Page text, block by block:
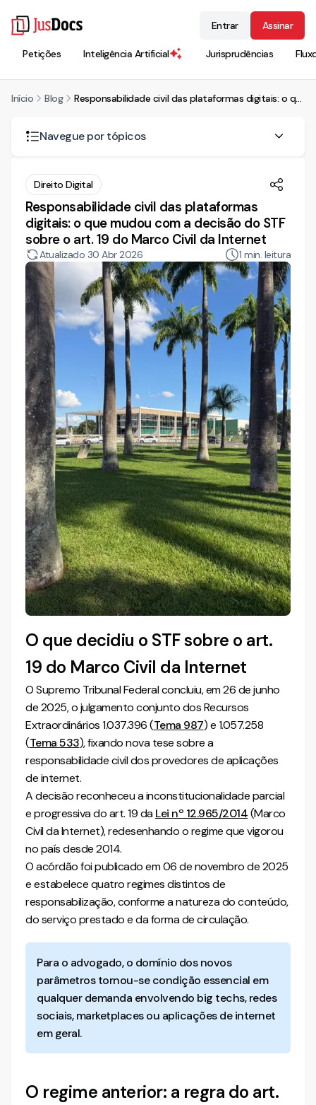
Petições Inteligência Artificial Jurisprudências
Entrar Assinar
Início Blog Responsabilidade civil das plataformas digitais: o que mudou com a decisão do STF sobre o art. 19 do Marco Civil da Internet
Navegue por tópicos
O que decidiu o STF sobre o art. 19 do Marco Civil da
Internet
O regime anterior: a regra do art. 19 do Marco Civil
A tese de repercussão geral fixada pelo STF
Inconstitucionalidade parcial e progressiva
A nova regra geral: aplicação do art. 21
Os quatro regimes de responsabilidade fixados pelo STF
Regime 1: crime contra a honra (art. 19 mantido)
Regime 2: notice and takedown para crimes e atos
ilícitos em geral
Regime 3: presunção de responsabilidade
Regime 4: dever de cuidado para crimes graves (falha
sistêmica)
Provedores neutros, marketplaces e deveres adicionais
Modulação dos efeitos e segurança jurídica
Atualizações jurisprudenciais e desdobramentos recentes
Impactos práticos para o advogado
Como o JusDocs pode ajudar
Conclusão
Direito Digital
Responsabilidade civil das plataformas
digitais: o que mudou com a decisão do STF
sobre o art. 19 do Marco Civil da Internet
Atualizado 30 Abr 2026 1 min. leitura
O que decidiu o STF sobre o art.
19 do Marco Civil da Internet
O Supremo Tribunal Federal concluiu, em 26 de junho
de 2025, o julgamento conjunto dos Recursos
Extraordinários 1.037.396 (Tema 987) e 1.057.258
(Tema 533), fixando nova tese sobre a
responsabilidade civil dos provedores de aplicações
de internet.
A decisão reconheceu a inconstitucionalidade parcial
e progressiva do art. 19 daLei nº 12.965/2014(Marco
Civil da Internet), redesenhando o regime que vigorou
no país desde 2014.
O acórdão foi publicado em 06 de novembro de 2025
e estabelece quatro regimes distintos de
responsabilização, conforme a natureza do conteúdo,
do serviço prestado e da forma de circulação.
Para o advogado, o domínio dos novos
parâmetros tornou-se condição essencial em
qualquer demanda envolvendo big techs, redes
sociais, marketplaces ou aplicações de internet
em geral.
O regime anterior: a regra do art.